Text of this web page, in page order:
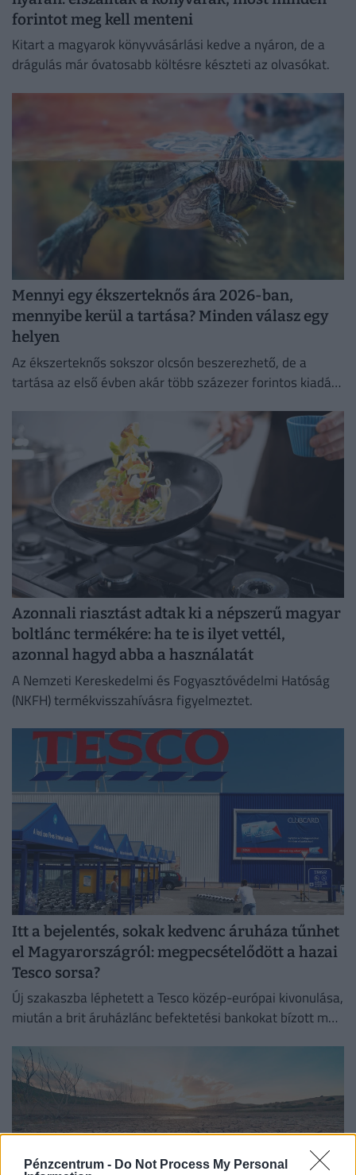
Pénzcentrum - Do Not Process My Personal
forintot meg kell menteni
Kitart a magyarok könyvvásárlási kedve a nyáron, de a
drágulás már óvatosabb költésre készteti az olvasókat.
Mennyi egy ékszerteknős ára 2026-ban,
mennyibe kerül a tartása? Minden válasz egy
helyen
Az ékszerteknős sokszor olcsón beszerezhető, de a
tartása az első évben akár több százezer forintos kiadás
Azonnali riasztást adtak ki a népszerű magyar
boltlánc termékére: ha te is ilyet vettél,
azonnal hagyd abba a használatát
A Nemzeti Kereskedelmi és Fogyasztóvédelmi Hatóság
(NKFH) termékvisszahívásra figyelmeztet.
Itt a bejelentés, sokak kedvenc áruháza tűnhet
el Magyarországról: megpecsételődött a hazai
Tesco sorsa?
Új szakaszba léphetett a Tesco közép-európai kivonulása,
miután a brit áruházlánc befektetési bankokat bízott meg